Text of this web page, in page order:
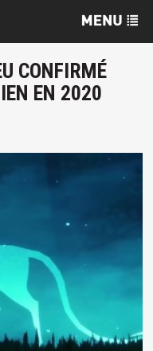
CONFIRMÉ
EN 2020